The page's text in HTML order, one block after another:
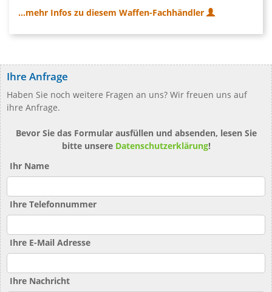
...mehr Infos zu diesem Waffen-Fachhändler
Ihre Anfrage
Haben Sie noch weitere Fragen an uns? Wir freuen uns auf
ihre Anfrage.
Bevor Sie das Formular ausfüllen und absenden, lesen Sie
bitte unsere Datenschutzerklärung!
Ihr Name
Ihre Telefonnummer
Ihre E-Mail Adresse
Ihre Nachricht